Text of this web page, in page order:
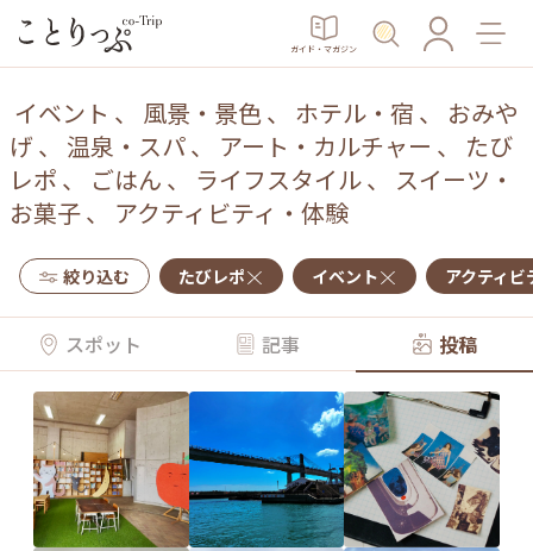
ガイド・マガジン
イベント 、 風景・景色、 ホテル・宿 、 おみや
げ 、 温泉・スパ、 アート・カルチャー 、 たび
レポ 、 ごはん 、 ライフスタイル、 スイーツ・
お菓子、 アクティビティ・体験
絞り込む たびレポ イベント アクティビ
スポット 記事 投稿